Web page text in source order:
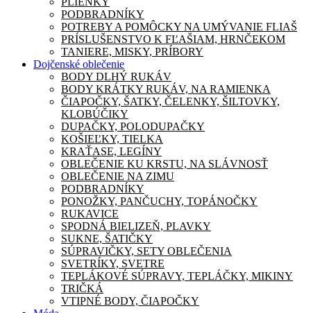
PODBRADNÍKY
POTREBY A POMÔCKY NA UMÝVANIE FLIAŠ
PRÍSLUŠENSTVO K FĽAŠIAM, HRNČEKOM
TANIERE, MISKY, PRÍBORY
Dojčenské oblečenie
BODY DLHÝ RUKÁV
BODY KRÁTKY RUKÁV, NA RAMIENKA
ČIAPOČKY, ŠATKY, ČELENKY, ŠILTOVKY,
KLOBÚČIKY
DUPAČKY, POLODUPAČKY
KOŠIEĽKY, TIELKA
KRAŤASE, LEGÍNY
OBLEČENIE KU KRSTU, NA SLÁVNOSŤ
OBLEČENIE NA ZIMU
PODBRADNÍKY
PONOŽKY, PANČUCHY, TOPÁNOČKY
RUKAVICE
SPODNÁ BIELIZEŇ, PLAVKY
SUKNE, ŠATIČKY
SÚPRAVIČKY, SETY OBLEČENIA
SVETRÍKY, SVETRE
TEPLÁKOVÉ SÚPRAVY, TEPLÁČKY, MIKINY
TRIČKÁ
VTIPNÉ BODY, ČIAPOČKY